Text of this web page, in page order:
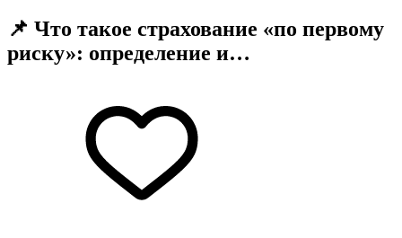
📌 Что такое страхование «по первому
риску»: определение и…